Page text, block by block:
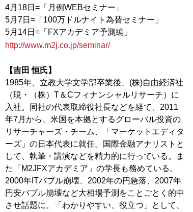
4月18日=「月例WEBセミナー」
5月7日=「100万ドルナイト為替セミナー」
http://www.m2j.co.jp/seminar/
【吉田 恒氏】
1985年、立教大学文学部卒業後、(株)自由経済社
（現・（株）T＆Cフィナンシャルリサーチ）に
入社。同社の代表取締役社長などを経て、2011
年7月から、米国を本拠とするグローバル投資の
リサーチャーズ・チーム、「マーケットエディタ
ーズ」の日本代表に就任。国際金融アナリストと
して、執筆・講演などを精力的に行っている。ま
た「M2JFXアカデミア」の学長も務めている。
2000年ITバブル崩壊、2002年の円急落、2007年
円安バブル崩壊など大相場予測をことごとく的中
させ話題に。「わかりやすい、役立つ」として、